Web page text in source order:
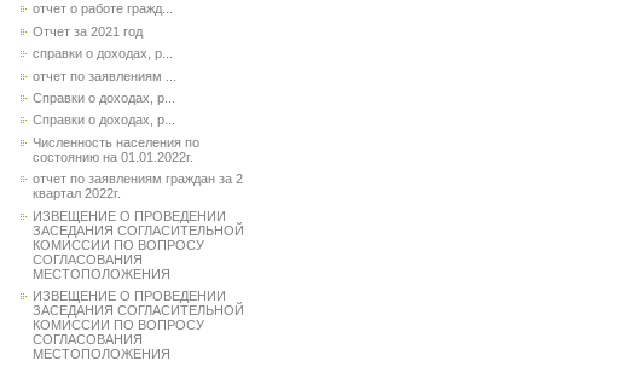
отчет о работе гражд...
Отчет за 2021 год
справки о доходах, р...
отчет по заявлениям ...
Справки о доходах, р...
Справки о доходах, р...
Численность населения по
состоянию на 01.01.2022г.
отчет по заявлениям граждан за 2
квартал 2022г.
ИЗВЕЩЕНИЕ О ПРОВЕДЕНИИ
ЗАСЕДАНИЯ СОГЛАСИТЕЛЬНОЙ
КОМИССИИ ПО ВОПРОСУ
СОГЛАСОВАНИЯ
МЕСТОПОЛОЖЕНИЯ
ИЗВЕЩЕНИЕ О ПРОВЕДЕНИИ
ЗАСЕДАНИЯ СОГЛАСИТЕЛЬНОЙ
КОМИССИИ ПО ВОПРОСУ
СОГЛАСОВАНИЯ
МЕСТОПОЛОЖЕНИЯ